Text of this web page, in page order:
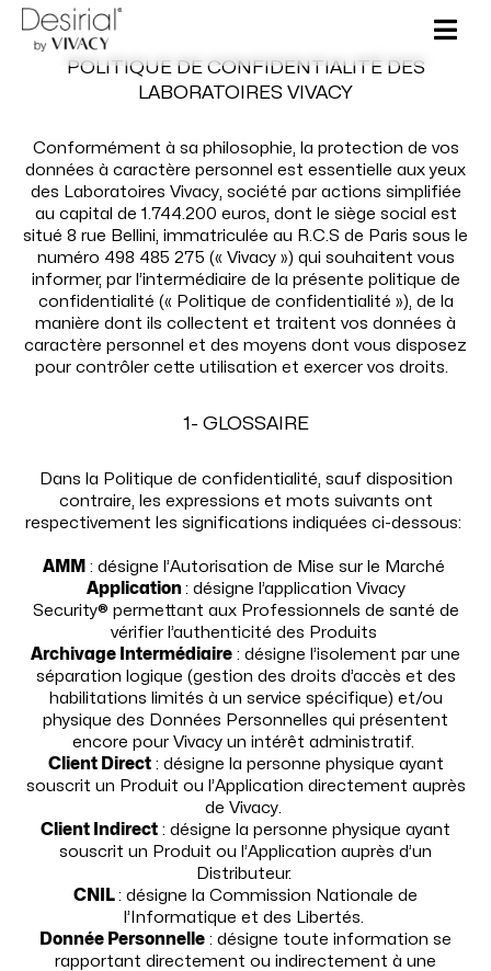
Aller
POLITIQUE DE CONFIDENTIALITÉ DES
LABORATOIRES VIVACY
Conformément à sa philosophie, la protection de vos
données à caractère personnel est essentielle aux yeux
des Laboratoires Vivacy, société par actions simplifiée
au capital de 1.744.200 euros, dont le siège social est
situé 8 rue Bellini, immatriculée au R.C.S de Paris sous le
numéro 498 485 275 (« Vivacy ») qui souhaitent vous
informer, par l’intermédiaire de la présente politique de
confidentialité (« Politique de confidentialité »), de la
manière dont ils collectent et traitent vos données à
caractère personnel et des moyens dont vous disposez
pour contrôler cette utilisation et exercer vos droits.
1- GLOSSAIRE
Dans la Politique de confidentialité, sauf disposition
contraire, les expressions et mots suivants ont
respectivement les significations indiquées ci-dessous:
AMM : désigne l’Autorisation de Mise sur le Marché
Application : désigne l’application Vivacy
Security® permettant aux Professionnels de santé de
vérifier l’authenticité des Produits
Archivage Intermédiaire : désigne l’isolement par une
séparation logique (gestion des droits d’accès et des
habilitations limités à un service spécifique) et/ou
physique des Données Personnelles qui présentent
encore pour Vivacy un intérêt administratif.
Client Direct: désigne la personne physique ayant
souscrit un Produit ou l’Application directement auprès
de Vivacy.
Client Indirect : désigne la personne physique ayant
souscrit un Produit ou l’Application auprès d’un
Distributeur.
CNIL : désigne la Commission Nationale de
l’Informatique et des Libertés.
Donnée Personnelle : désigne toute information se
rapportant directement ou indirectement à une